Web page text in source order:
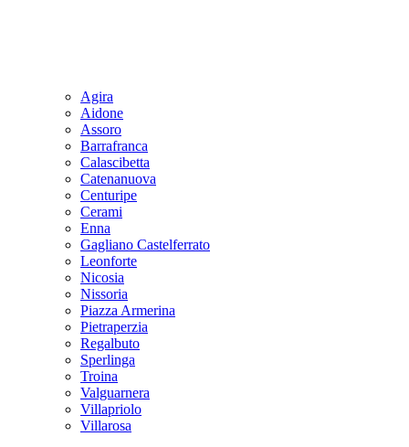
Agira
Aidone
Assoro
Barrafranca
Calascibetta
Catenanuova
Centuripe
Cerami
Enna
Gagliano Castelferrato
Leonforte
Nicosia
Nissoria
Piazza Armerina
Pietraperzia
Regalbuto
Sperlinga
Troina
Valguarnera
Villapriolo
Villarosa